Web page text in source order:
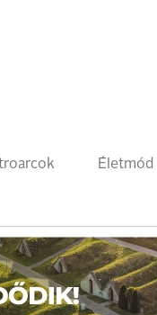
Életmód